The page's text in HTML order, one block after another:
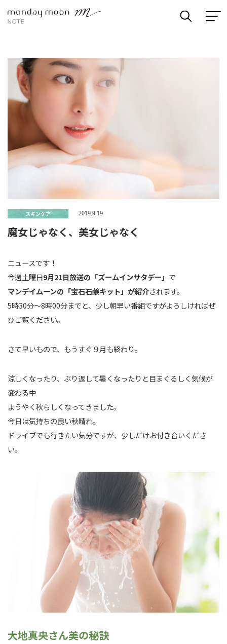
スキンケア 2019.9.19
魔女じゃなく、美女じゃなく
ニュースです！
今週土曜日9月21日放送の「ズームインサタデー」 で
マンデイムーンの「宝石石鹸キット」が紹介されます。
5時30分～8時00分までと、少し朝早い番組ですがよろしければぜ
ひご覧ください。
さて早いもので、もうすぐ９月も終わり。
涼しくなったり、ぶり返して暑くなったりと目まぐるしく気候が
変わる中
ようやく秋らしくなってきました。
今日は気持ちの良い秋晴れ。
ドライブでも行きたい気分ですが、少しだけお付き合いくださ
い。
大地真央さん美の秘訣